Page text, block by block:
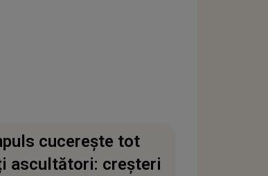
cucerește tot
ascultători: creșteri